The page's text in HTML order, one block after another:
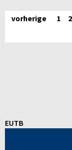
vorherige 1 2
EUTB